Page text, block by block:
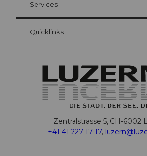
Vos avantages en tant qu'hôte pour la nuit
Services
Quicklinks
Zentralstrasse 5, CH-6002
+41 41 227 17 17,